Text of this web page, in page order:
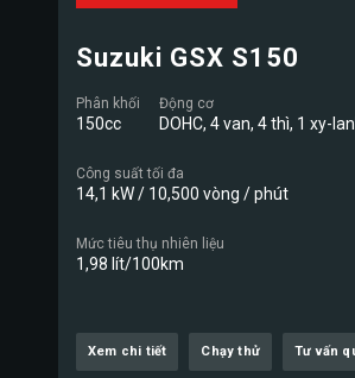
Suzuki GSX S150
Phân khối
150cc
Động cơ
DOHC, 4 van, 4 thì, 1 xy-
Công suất tối đa
14,1 kW / 10,500 vòng / phút
Mức tiêu thụ nhiên liệu
1,98 lít/100km
Xem chi tiết Chạy thử Tư vấn